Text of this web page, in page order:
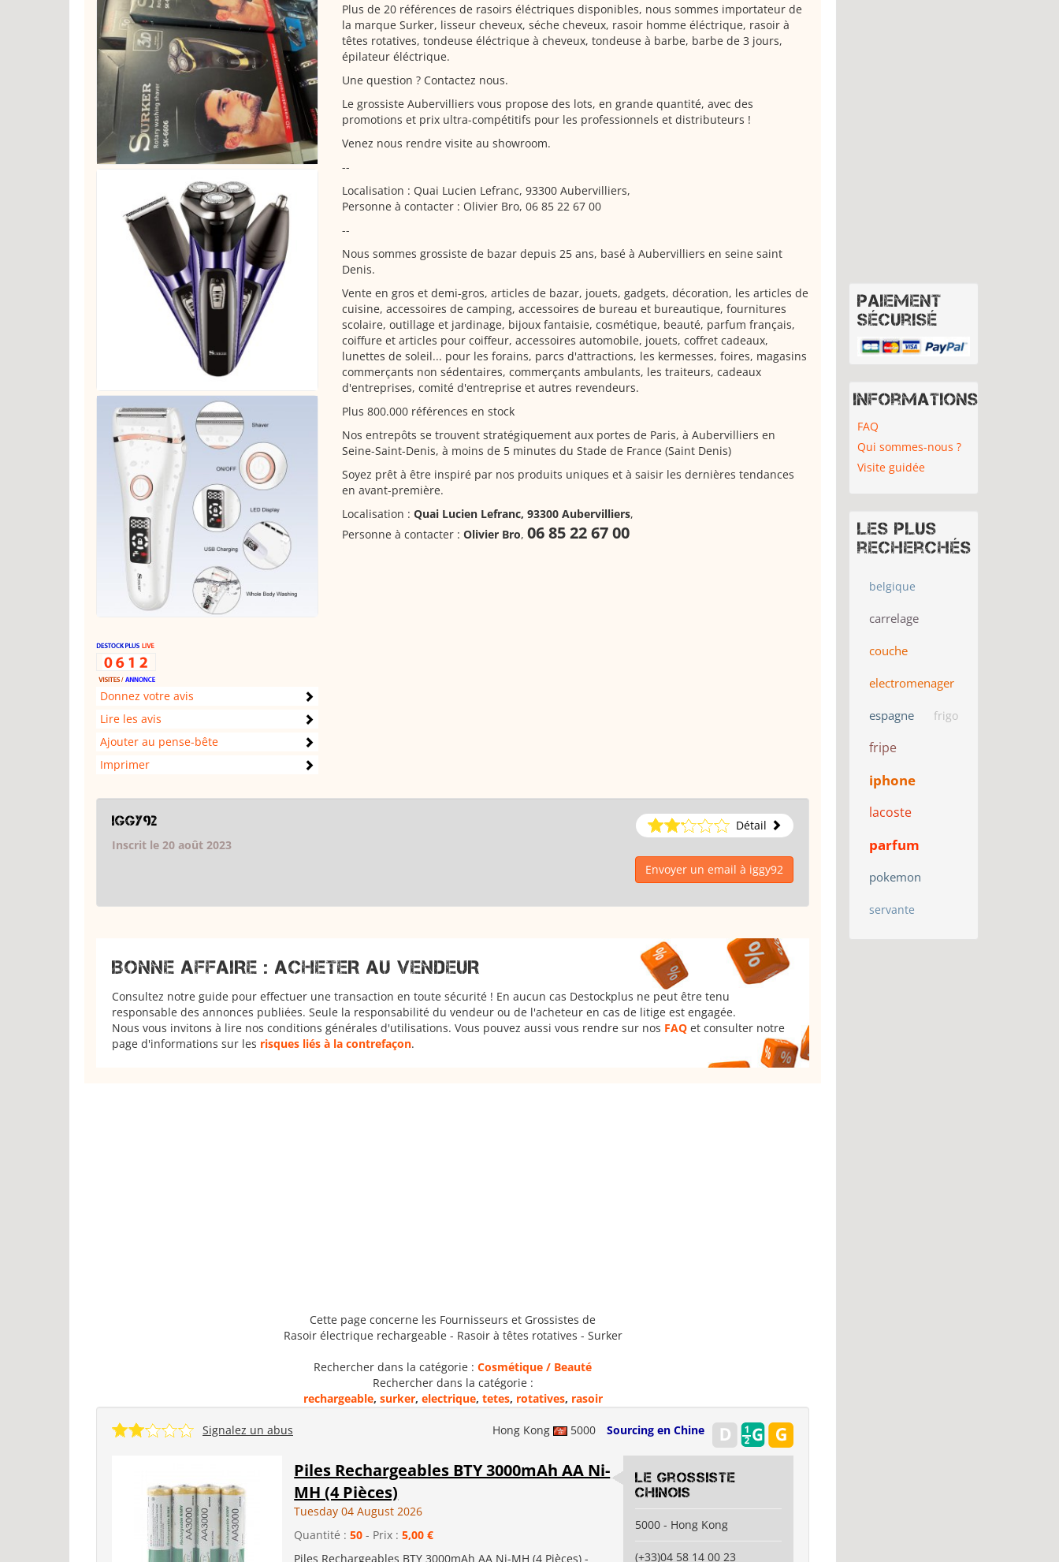
Donnez votre avis
Lire les avis
Ajouter au pense-bête
Imprimer
Plus de 20 références de rasoirs éléctriques disponibles, nous sommes importateur de
la marque Surker, lisseur cheveux, séche cheveux, rasoir homme éléctrique, rasoir à
têtes rotatives, tondeuse éléctrique à cheveux, tondeuse à barbe, barbe de 3 jours,
épilateur éléctrique.
Une question ? Contactez nous.
Le grossiste Aubervilliers vous propose des lots, en grande quantité, avec des
promotions et prix ultra-compétitifs pour les professionnels et distributeurs !
Venez nous rendre visite au showroom.
--
Localisation : Quai Lucien Lefranc, 93300 Aubervilliers,
Personne à contacter : Olivier Bro, 06 85 22 67 00
--
Nous sommes grossiste de bazar depuis 25 ans, basé à Aubervilliers en seine saint
Denis.
Vente en gros et demi-gros, articles de bazar, jouets, gadgets, décoration, les articles de
cuisine, accessoires de camping, accessoires de bureau et bureautique, fournitures
scolaire, outillage et jardinage, bijoux fantaisie, cosmétique, beauté, parfum français,
coiffure et articles pour coiffeur, accessoires automobile, jouets, coffret cadeaux,
lunettes de soleil... pour les forains, parcs d'attractions, les kermesses, foires, magasins
commerçants non sédentaires, commerçants ambulants, les traiteurs, cadeaux
d'entreprises, comité d'entreprise et autres revendeurs.
Plus 800.000 références en stock
Nos entrepôts se trouvent stratégiquement aux portes de Paris, à Aubervilliers en
Seine-Saint-Denis, à moins de 5 minutes du Stade de France (Saint Denis)
Soyez prêt à être inspiré par nos produits uniques et à saisir les dernières tendances
en avant-première.
Localisation : Quai Lucien Lefranc, 93300 Aubervilliers,
Personne à contacter : Olivier Bro, 06 85 22 67 00
iggy92
Détail
Inscrit le 20 août 2023
Envoyer un email à iggy92
BONNE AFFAIRE : ACHETER AU VENDEUR
Consultez notre guide pour effectuer une transaction en toute sécurité ! En aucun cas Destockplus ne peut être tenu
responsable des annonces publiées. Seule la responsabilité du vendeur ou de l'acheteur en cas de litige est engagée.
Nous vous invitons à lire nos conditions générales d'utilisations. Vous pouvez aussi vous rendre sur nos FAQ et consulter notre
page d'informations sur les risques liés à la contrefaçon.
Cette page concerne les Fournisseurs et Grossistes de
Rasoir électrique rechargeable - Rasoir à têtes rotatives - Surker
Rechercher dans la catégorie : Cosmétique / Beauté
Rechercher dans la catégorie :
rechargeable, surker, electrique, tetes, rotatives, rasoir
Hong Kong 5000 Sourcing en Chine
Signalez un abus
Piles Rechargeables BTY 3000mAh AA Ni-
MH (4 Pièces)
Tuesday 04 August 2026
Quantité :50 - Prix :5,00 €
Piles Rechargeables BTY 3000mAh AA Ni-MH (4 Pièces) -
Le grossiste
chinois
5000 - Hong Kong
(+33)04 58 14 00 23
Paiement
sécurisé
Informations
FAQ
Qui sommes-nous ?
Visite guidée
Les plus
recherchés
belgique
carrelage
couche
electromenager
espagne frigo
fripe
iphone
lacoste
parfum
pokemon
servante